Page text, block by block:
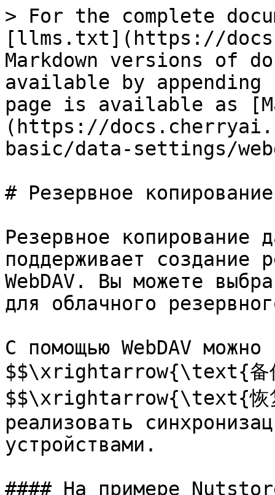
> For the complete
[llms.txt](https://
Markdown versions of
available by
page is available as
(https://
basic/data-settings/
# Резервное копирование
Резервное
поддерживает создание
WebDAV. Вы можете
для облачного
С помощью WebDAV
$$\xrightarrow{\text{备
$$\xrightarrow{\text{恢
реализовать
устройствами.
#### На примере